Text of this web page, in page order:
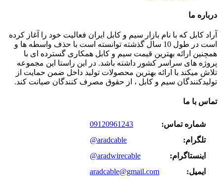
درباره ما
آراد کابل که با نام بازار سیم و کابل ایران فعالیت خود را آغاز کرده
است در طول 10 سال گذشته توانسته است با حذف واسطه ها و
همچنین ارائه بهترین قیمت سیم و کابل همکاری گسترده ای با
پروژه های سراسر کشور داشته باشد. در این راستا این مجموعه
تلاش میکند با ارائه بهترین محصولات تولید داخل ضمن حمایت از
تولیدکنندگان سیم و کابل ، از حقوق مصرف کنندگان صیانت کند.
تماس با ما
شماره تماس:
09120961243
تلگرام:
@aradcable
اینستاگرام:
@aradwirecable
ایمیل:
aradcable@gmail.com